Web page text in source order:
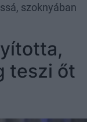
szoknyában
teszi őt